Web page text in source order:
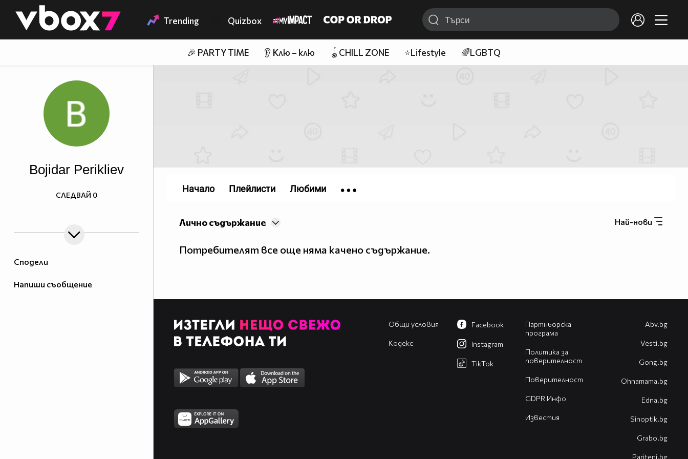
👾 Trending Quizbox
🎉 PARTY TIME 👂 Клю – клю 🪀CHILL ZONE ⭐Lifestyle 🌈LGBTQ
Сподели
Напиши съобщение
Bojidar Perikliev
СЛЕДВАЙ 0
Най-нови
Лично съдържание
Потребителят все още няма качено съдържание.
Начало Плейлисти Любими
Общи условия
Кодекс
Партньорска
програма
Политика за
поверителност
Поверителност
GDPR Инфо
Известия
Facebook
Instagram
TikTok
Abv.bg
Vesti.bg
Gong.bg
Оhnamama.bg
Edna.bg
Sinoptik.bg
Grabo.bg
Pariteni.bg